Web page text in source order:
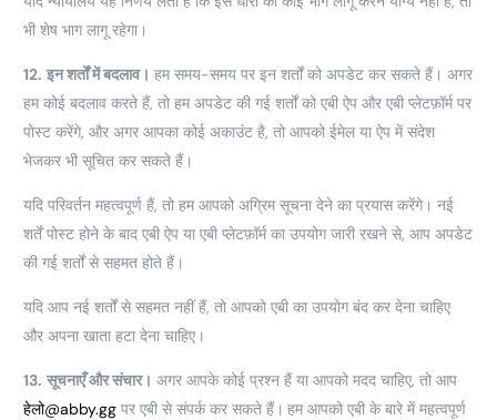
भी शेष भाग लागू रहेगा।
12. इन शर्तों में बदलाव। हम समय-समय पर इन शर्तों को अपडेट कर सकते हैं। अगर
हम कोई बदलाव करते हैं, तो हम अपडेट की गई शर्तों को एबी ऐप और एबी प्लेटफ़ॉर्म पर
पोस्ट करेंगे, और अगर आपका कोई अकाउंट है, तो आपको ईमेल या ऐप में संदेश
भेजकर भी सूचित कर सकते हैं।
यदि परिवर्तन महत्वपूर्ण हैं, तो हम आपको अग्रिम सूचना देने का प्रयास करेंगे। नई
शर्तें पोस्ट होने के बाद एबी ऐप या एबी प्लेटफ़ॉर्म का उपयोग जारी रखने से, आप अपडेट
की गई शर्तों से सहमत होते हैं।
यदि आप नई शर्तों से सहमत नहीं हैं, तो आपको एबी का उपयोग बंद कर देना चाहिए
और अपना खाता हटा देना चाहिए।
13. सूचनाएँ और संचार। अगर आपके कोई प्रश्न हैं या आपको मदद चाहिए, तो आप
हेलो@abby.gg पर एबी से संपर्क कर सकते हैं। हम आपको एबी के बारे में महत्वपूर्ण